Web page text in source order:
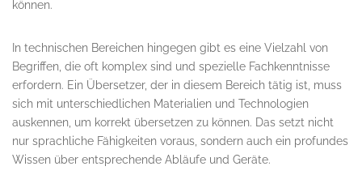
können.
In technischen Bereichen hingegen gibt es eine Vielzahl von
Begriffen, die oft komplex sind und spezielle Fachkenntnisse
erfordern. Ein Übersetzer, der in diesem Bereich tätig ist, muss
sich mit unterschiedlichen Materialien und Technologien
auskennen, um korrekt übersetzen zu können. Das setzt nicht
nur sprachliche Fähigkeiten voraus, sondern auch ein profundes
Wissen über entsprechende Abläufe und Geräte.